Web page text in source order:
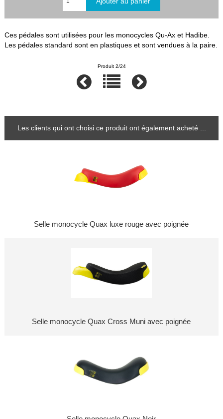
Ces pédales sont utilisées pour les monocycles Qu-Ax et Hadibe.
Les pédales standard sont en plastiques et sont vendues à la paire.
Produit 2/24
Les clients qui ont choisi ce produit ont également acheté ...
Selle monocycle Quax luxe rouge avec poignée
Selle monocycle Quax Cross Muni avec poignée